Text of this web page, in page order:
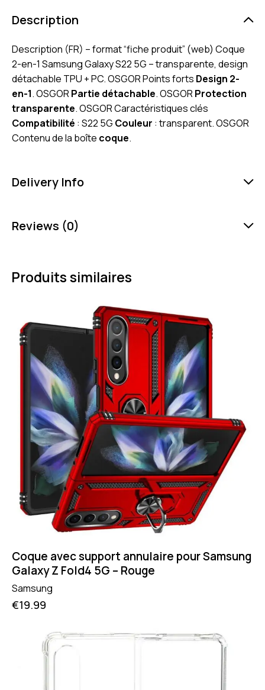
Description
Description (FR) – format “fiche produit” (web) Coque
2-en-1 Samsung Galaxy S22 5G – transparente, design
détachable TPU + PC. OSGOR Points forts Design 2-
en-1. OSGORPartie détachable. OSGORProtection
transparente. OSGOR Caractéristiques clés
Compatibilité : S22 5G Couleur : transparent. OSGOR
Contenu de la boîte coque.
Delivery Info
Reviews (0)
Produits similaires
Coque avec support annulaire pour Samsung
Galaxy Z Fold4 5G – Rouge
Samsung
€19.99